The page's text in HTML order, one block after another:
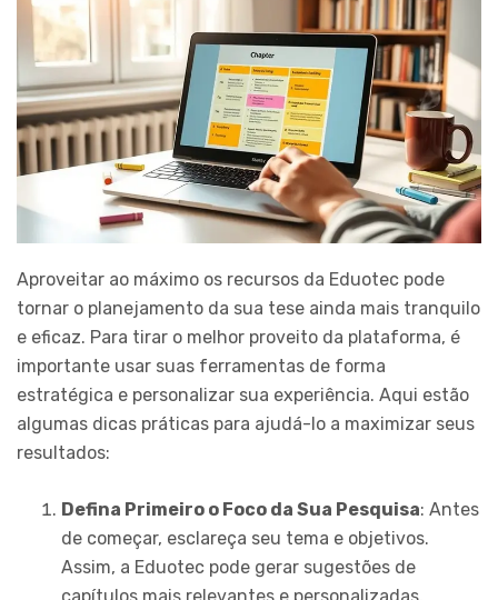
Aproveitar ao máximo os recursos da Eduotec pode
tornar o planejamento da sua tese ainda mais tranquilo
e eficaz. Para tirar o melhor proveito da plataforma, é
importante usar suas ferramentas de forma
estratégica e personalizar sua experiência. Aqui estão
algumas dicas práticas para ajudá-lo a maximizar seus
resultados:
Defina Primeiro o Foco da Sua Pesquisa: Antes
de começar, esclareça seu tema e objetivos.
Assim, a Eduotec pode gerar sugestões de